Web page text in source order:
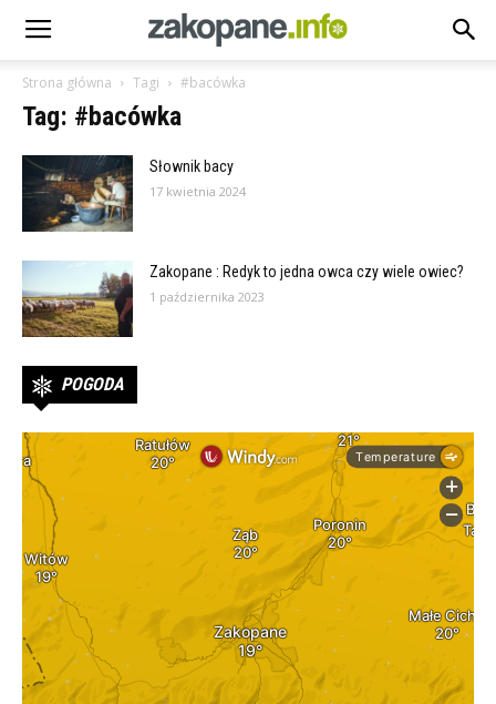
Strona główna Tagi #bacówka
Tag: #bacówka
Słownik bacy
17 kwietnia 2024
Zakopane : Redyk to jedna owca czy wiele owiec?
1 października 2023
POGODA